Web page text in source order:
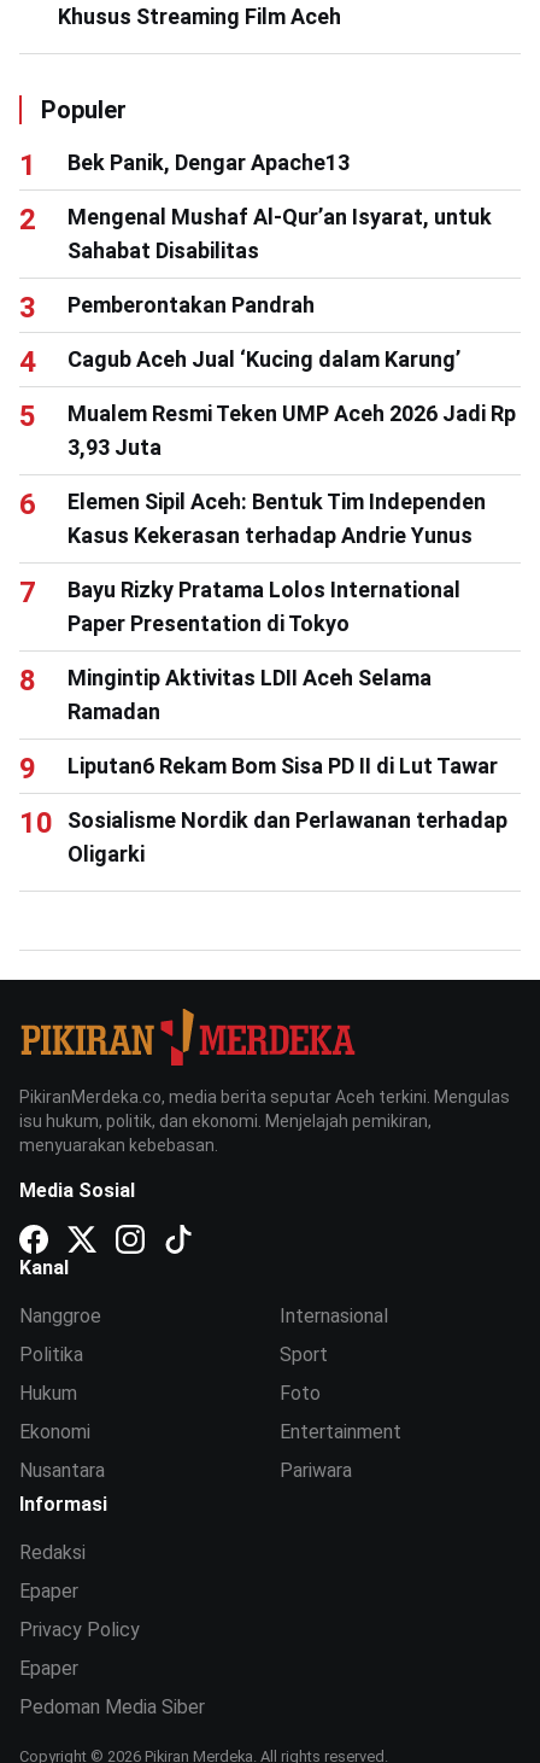
Khusus Streaming Film Aceh
Populer
Bek Panik, Dengar Apache13
Mengenal Mushaf Al-Qur’an Isyarat, untuk
Sahabat Disabilitas
Pemberontakan Pandrah
Cagub Aceh Jual ‘Kucing dalam Karung’
Mualem Resmi Teken UMP Aceh 2026 Jadi Rp
3,93 Juta
Elemen Sipil Aceh: Bentuk Tim Independen
Kasus Kekerasan terhadap Andrie Yunus
Bayu Rizky Pratama Lolos International
Paper Presentation di Tokyo
Mingintip Aktivitas LDII Aceh Selama
Ramadan
Liputan6 Rekam Bom Sisa PD II di Lut Tawar
Sosialisme Nordik dan Perlawanan terhadap
Oligarki
PikiranMerdeka.co, media berita seputar Aceh terkini. Mengulas
isu hukum, politik, dan ekonomi. Menjelajah pemikiran,
menyuarakan kebebasan.
Media Sosial
Kanal
Nanggroe
Politika
Hukum
Ekonomi
Nusantara
Internasional
Sport
Foto
Entertainment
Pariwara
Informasi
Redaksi
Epaper
Privacy Policy
Epaper
Pedoman Media Siber
Copyright © 2026 Pikiran Merdeka. All rights reserved.